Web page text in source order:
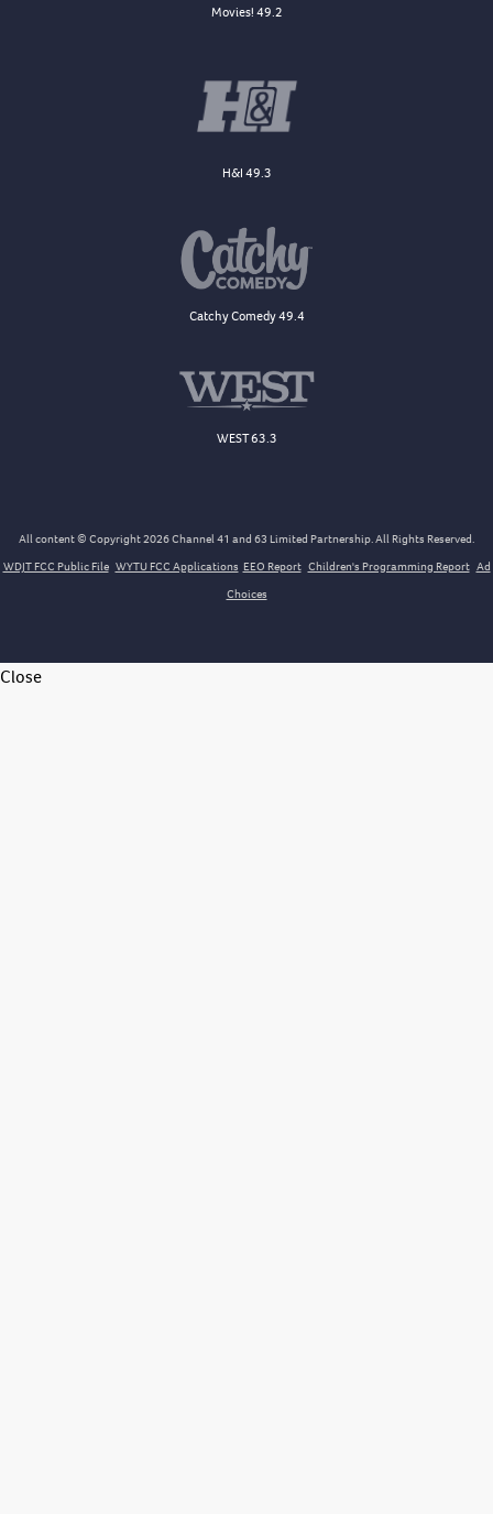
Movies! 49.2
H&I 49.3
Catchy Comedy 49.4
WEST 63.3
All content © Copyright 2026 Channel 41 and 63 Limited Partnership. All Rights Reserved.
WDJT FCC Public File WYTU FCC Applications EEO Report Children's Programming Report Ad
Choices
Close